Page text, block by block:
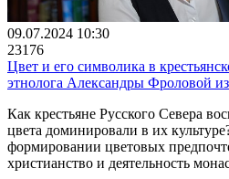
09.07.2024 10:30
23176
Цвет и его символика в
этнолога Александры Фроловой
Как крестьяне Русского Севера
цвета доминировали в их
формировании цветовых
христианство и деятельность